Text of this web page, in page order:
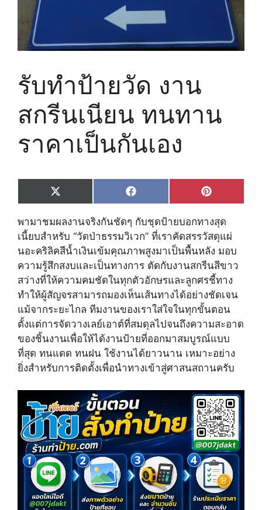
รับทำป้ายวัด งาน
สกรีนเนียน ทนทาน
ราคาเป็นกันเอง
Share
on
X
(
w
i
t
t
e
r
)
Share
on
F
a
c
e
b
o
k
Share
on
P
i
t
e
e
s
t
พามาชมผลงานจริงกันชัดๆ กับชุดป้ายบอกทางสุด
เนี้ยบสำหรับ “วัดป่าธรรมวิเวก” ที่เราคัดสรรวัสดุแผ่
นอะคริลิคสีน้ำเงินเข้มคุณภาพสูงมาเป็นพื้นหลัง มอบ
ความรู้สึกสงบและเป็นทางการ ตัดกับงานสกรีนสีขาว
สว่างที่ให้ความคมชัดในทุกตัวอักษรและลูกศรชี้ทาง
ทำให้ผู้สัญจรสามารถมองเห็นเส้นทางได้อย่างชัดเจน
แม้จากระยะไกล ทีมงานของเราใส่ใจในทุกขั้นตอน
ตั้งแต่การจัดวางเลย์เอาต์ที่สมดุลไปจนถึงความสะอาด
ของชิ้นงานเพื่อให้ได้งานป้ายที่ออกมาสมบูรณ์แบบ
ที่สุด ทนแดด ทนฝน ใช้งานได้ยาวนาน เหมาะอย่าง
ยิ่งสำหรับการติดตั้งเพื่อนำทางเข้าสู่ศาสนสถานครับ